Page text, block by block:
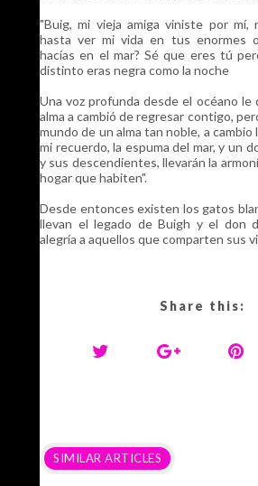
"Buig, mi vieja amiga viniste por mí,
hasta ver mi vida en tus enormes
hacías en el mar? Sé que eres tú
distinto eras negra como la noche
Una voz profunda desde el océano le
alma a cambió de regresar contigo,
mundo de un alma tan noble, a cambio
mi recuerdo, la espuma del mar, y un
y sus descendientes, llevarán la
hogar que habiten".
Desde entonces existen los gatos
llevan el legado de Buigh y el don
alegría a aquellos que comparten sus
Share this:
SIMILAR ARTICLES